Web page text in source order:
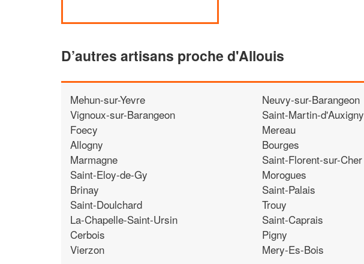
D’autres artisans proche d'Allouis
Mehun-sur-Yevre
Vignoux-sur-Barangeon
Foecy
Allogny
Marmagne
Saint-Eloy-de-Gy
Brinay
Saint-Doulchard
La-Chapelle-Saint-Ursin
Cerbois
Vierzon
Neuvy-sur-Barangeon
Saint-Martin-d'Auxigny
Mereau
Bourges
Saint-Florent-sur-Cher
Morogues
Saint-Palais
Trouy
Saint-Caprais
Pigny
Mery-Es-Bois